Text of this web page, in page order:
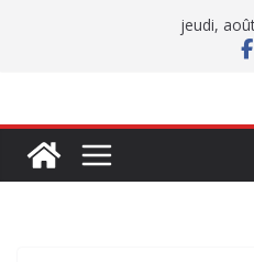
jeudi,